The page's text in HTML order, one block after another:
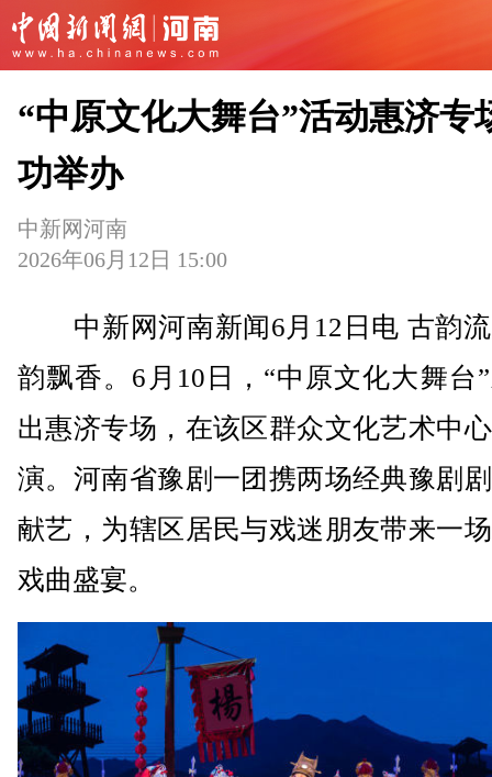
“中原文化大舞台”活动惠济专
功举办
中新网河南
2026年06月12日 15:00
中新网河南新闻6月12日电 古韵流
韵飘香。6月10日，“中原文化大舞台
出惠济专场，在该区群众文化艺术中
演。河南省豫剧一团携两场经典豫剧
献艺，为辖区居民与戏迷朋友带来一
戏曲盛宴。